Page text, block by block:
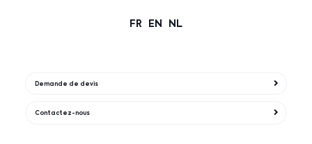
FR EN NL
Demande de devis
Contactez-nous